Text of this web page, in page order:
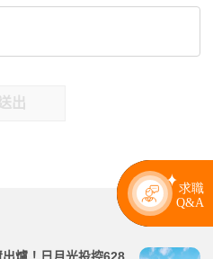
出